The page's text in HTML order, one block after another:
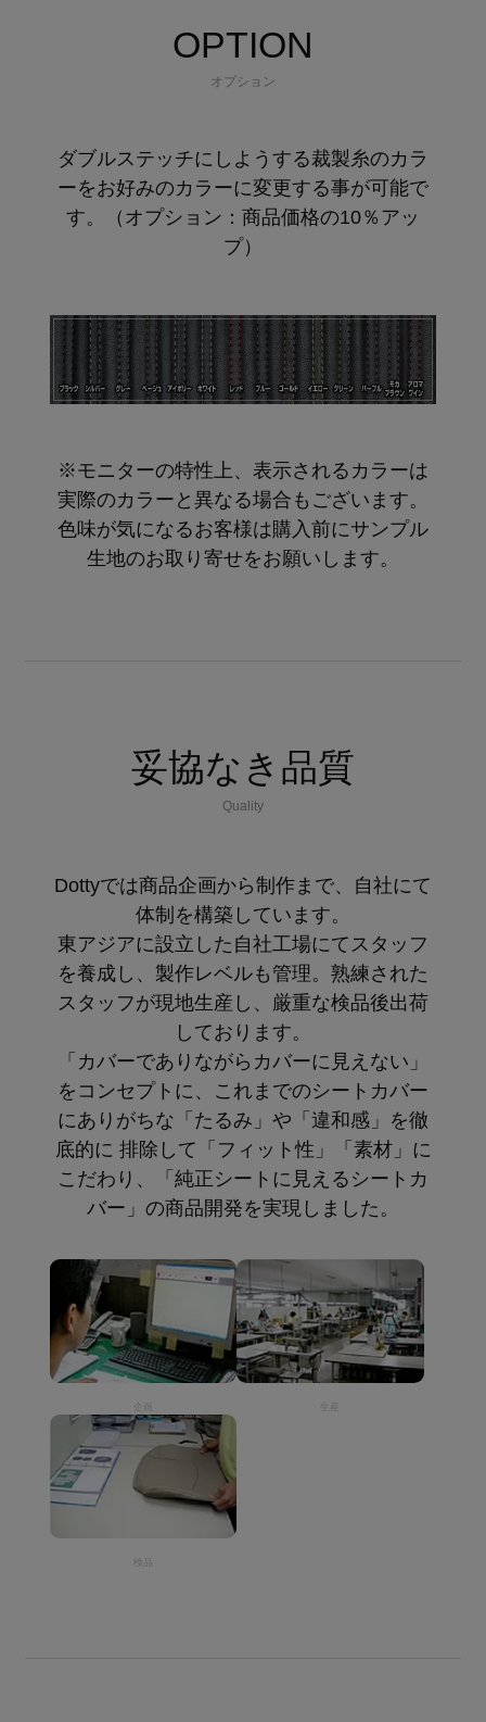
OPTION
オプション
ダブルステッチにしようする裁製糸のカラ
ーをお好みのカラーに変更する事が可能で
す。（オプション：商品価格の10％アッ
プ）
※モニターの特性上、表示されるカラーは
実際のカラーと異なる場合もございます。
色味が気になるお客様は購入前にサンプル
生地のお取り寄せをお願いします。
妥協なき品質
Quality
Dottyでは商品企画から制作まで、自社にて
体制を構築しています。
東アジアに設立した自社工場にてスタッフ
を養成し、製作レベルも管理。熟練された
スタッフが現地生産し、厳重な検品後出荷
しております。
「カバーでありながらカバーに見えない」
をコンセプトに、これまでのシートカバー
にありがちな「たるみ」や「違和感」を徹
底的に 排除して「フィット性」「素材」に
こだわり、「純正シートに見えるシートカ
バー」の商品開発を実現しました。